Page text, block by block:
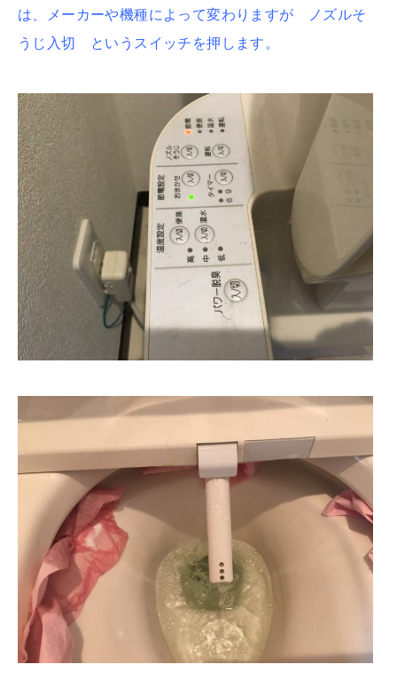
は、メーカーや機種によって変わりますが ノズルそ
うじ入切 というスイッチを押します。